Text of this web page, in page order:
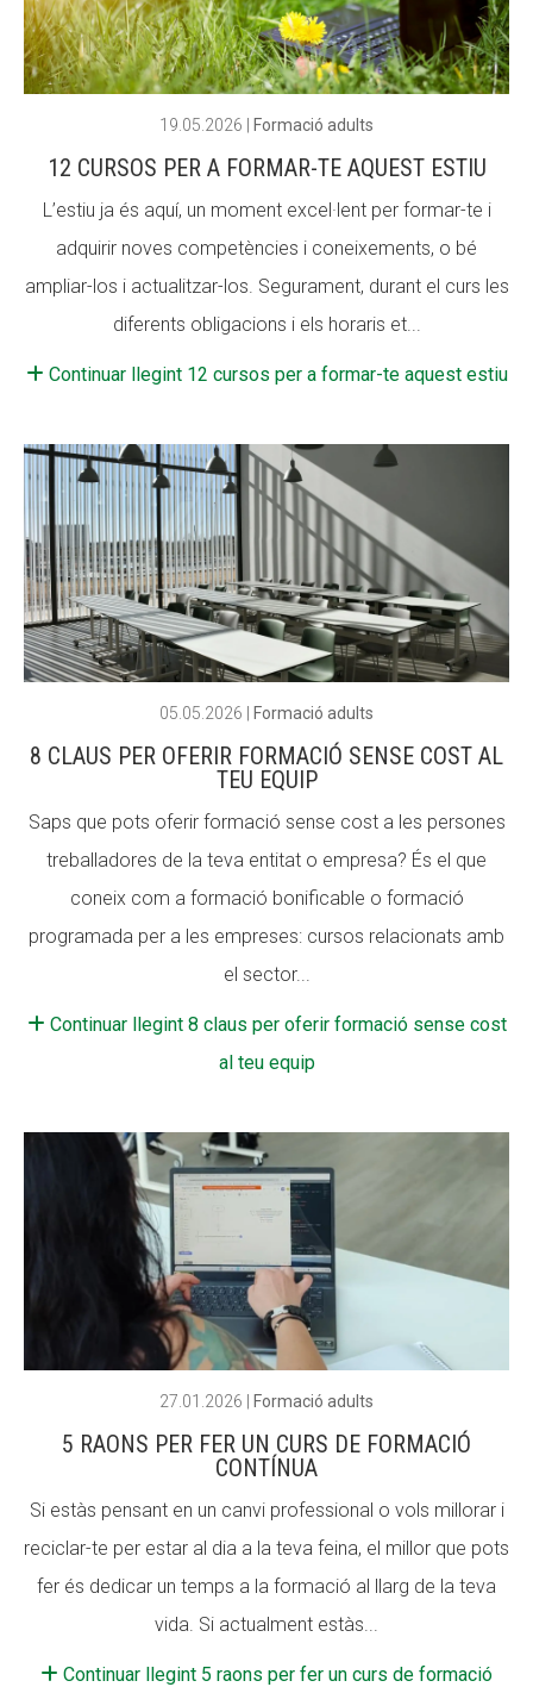
19.05.2026 Formació adults
12 CURSOS PER A FORMAR-TE AQUEST ESTIU
L’estiu ja és aquí, un moment excel·lent per formar-te i
adquirir noves competències i coneixements, o bé
ampliar-los i actualitzar-los. Segurament, durant el curs les
diferents obligacions i els horaris et...
Continuar llegint 12 cursos per a formar-te aquest estiu
05.05.2026 Formació adults
8 CLAUS PER OFERIR FORMACIÓ SENSE COST AL
TEU EQUIP
Saps que pots oferir formació sense cost a les persones
treballadores de la teva entitat o empresa? És el que
coneix com a formació bonificable o formació
programada per a les empreses: cursos relacionats amb
el sector...
Continuar llegint 8 claus per oferir formació sense cost
al teu equip
27.01.2026 Formació adults
5 RAONS PER FER UN CURS DE FORMACIÓ
CONTÍNUA
Si estàs pensant en un canvi professional o vols millorar i
reciclar-te per estar al dia a la teva feina, el millor que pots
fer és dedicar un temps a la formació al llarg de la teva
vida. Si actualment estàs...
Continuar llegint 5 raons per fer un curs de formació
ACCIÓ SOCIAL I JOVES
ESPLAIS
SUPORT TERCER SECTOR
CONEIX FUNDESPLAI
La Fundació
L'equip
Els comptes clars
Memòria d'activitats
Proposta educativa
Butlletins
Xarxes socials
COL·LABORA
Fes voluntariat
Treballa amb nosaltres
ACCIÓ SOCIAL I JOVES
ESPLAIS
SUPORT TERCER SECTOR
CONEIX FUNDESPLAI
La Fundació
L'equip
Els comptes clars
Memòria d'activitats
Proposta educativa
Butlletins
Xarxes socials
COL·LABORA
Fes voluntariat
Treballa amb nosaltres